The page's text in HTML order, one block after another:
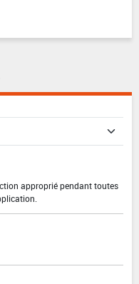
approprié pendant toutes